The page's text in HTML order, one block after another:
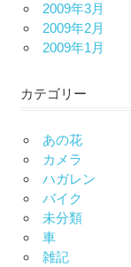
2009年3月
2009年2月
2009年1月
カテゴリー
あの花
カメラ
ハガレン
バイク
未分類
車
雑記